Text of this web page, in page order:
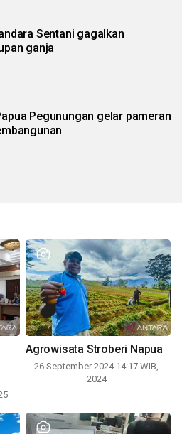
Sentani gagalkan
ganja
Pegunungan gelar pameran
Agrowisata Stroberi Napua
26 September 2024 14:17 WIB,
2024